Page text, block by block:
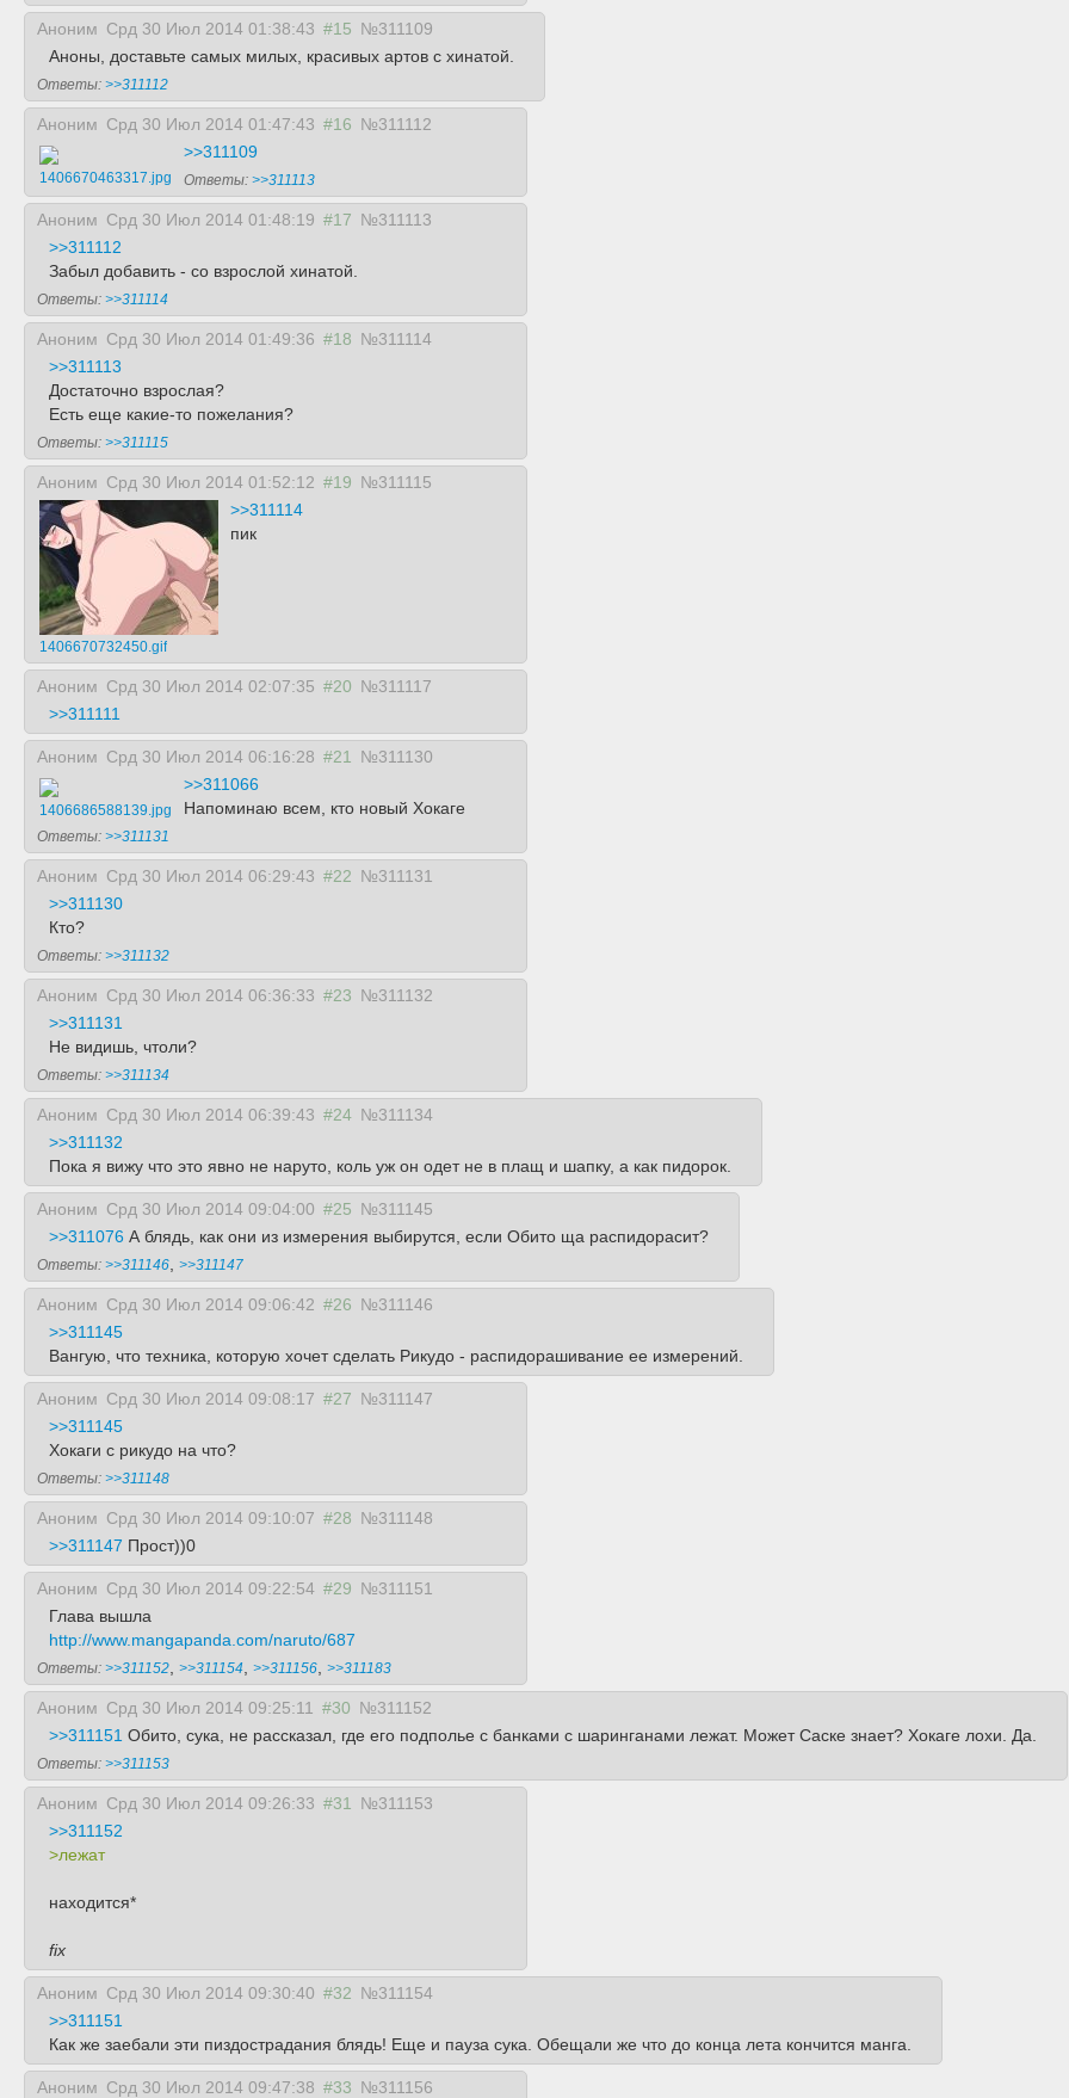
Аноним Срд 30 Июл 2014 01:38:43 #15 №311109
Аноны, доставьте самых милых, красивых артов с хинатой.
Ответы: >>311112
Аноним Срд 30 Июл 2014 01:47:43 #16 №311112
1406670463317.jpg
>>311109
Ответы: >>311113
Аноним Срд 30 Июл 2014 01:48:19 #17 №311113
>>311112
Забыл добавить - со взрослой хинатой.
Ответы: >>311114
Аноним Срд 30 Июл 2014 01:49:36 #18 №311114
>>311113
Достаточно взрослая?
Есть еще какие-то пожелания?
Ответы: >>311115
Аноним Срд 30 Июл 2014 01:52:12 #19 №311115
1406670732450.gif
>>311114
пик
Аноним Срд 30 Июл 2014 02:07:35 #20 №311117
>>311111
Аноним Срд 30 Июл 2014 06:16:28 #21 №311130
1406686588139.jpg
>>311066
Напоминаю всем, кто новый Хокаге
Ответы: >>311131
Аноним Срд 30 Июл 2014 06:29:43 #22 №311131
>>311130
Кто?
Ответы: >>311132
Аноним Срд 30 Июл 2014 06:36:33 #23 №311132
>>311131
Не видишь, чтоли?
Ответы: >>311134
Аноним Срд 30 Июл 2014 06:39:43 #24 №311134
>>311132
Пока я вижу что это явно не наруто, коль уж он одет не в плащ и шапку, а как пидорок.
Аноним Срд 30 Июл 2014 09:04:00 #25 №311145
>>311076 А блядь, как они из измерения выбирутся, если Обито ща распидорасит?
Ответы: >>311146 >>311147
Аноним Срд 30 Июл 2014 09:06:42 #26 №311146
>>311145
Вангую, что техника, которую хочет сделать Рикудо - распидорашивание ее измерений.
Аноним Срд 30 Июл 2014 09:08:17 #27 №311147
>>311145
Хокаги с рикудо на что?
Ответы: >>311148
Аноним Срд 30 Июл 2014 09:10:07 #28 №311148
>>311147 Прост))0
Аноним Срд 30 Июл 2014 09:22:54 #29 №311151
Глава вышла
http://www.mangapanda.com/naruto/687
Ответы: >>311152 >>311154 >>311156 >>311183
Аноним Срд 30 Июл 2014 09:25:11 #30 №311152
>>311151 Обито, сука, не рассказал, где его подполье с банками с шаринганами лежат. Может Саске знает? Хокаге лохи. Да.
Ответы: >>311153
Аноним Срд 30 Июл 2014 09:26:33 #31
№311153
>>311152
>лежат
находится*
fix
Аноним Срд 30 Июл 2014 09:30:40 #32 №311154
>>311151
Как же заебали эти пиздострадания блядь! Еще и пауза сука. Обещали же что до конца лета кончится манга.
Аноним Срд 30 Июл 2014 09:47:38 #33 №311156